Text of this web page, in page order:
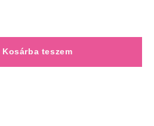
Kosárba teszem